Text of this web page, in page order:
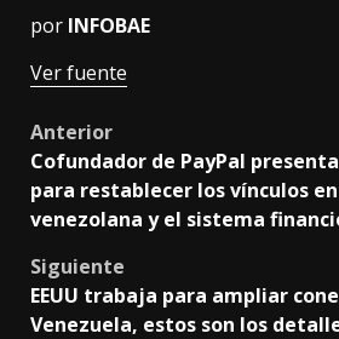
por INFOBAE
Ver fuente
Post
navigation
Anterior
Cofundador de PayPal
para restablecer los vínculos
venezolana y el sistema
Siguiente
EEUU trabaja para ampliar
Venezuela, estos son los